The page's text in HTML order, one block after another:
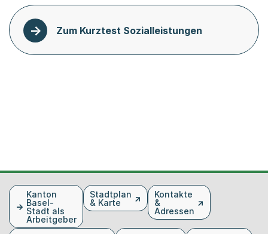
Zum Kurztest Sozialleistungen
FusszeileKanton
Basel-
Stadt als
Arbeitgeber
Stadtplan
& Karte
Kontakte
&
Adressen